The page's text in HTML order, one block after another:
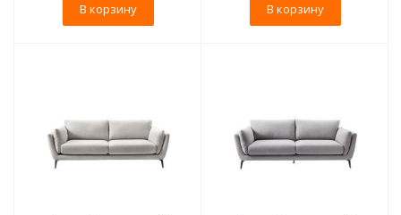
В корзину В корзину